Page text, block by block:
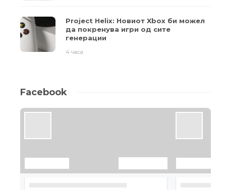
Project Helix: Новиот Xbox би можел
да покренува игри од сите
генерации
4 часа
Facebook